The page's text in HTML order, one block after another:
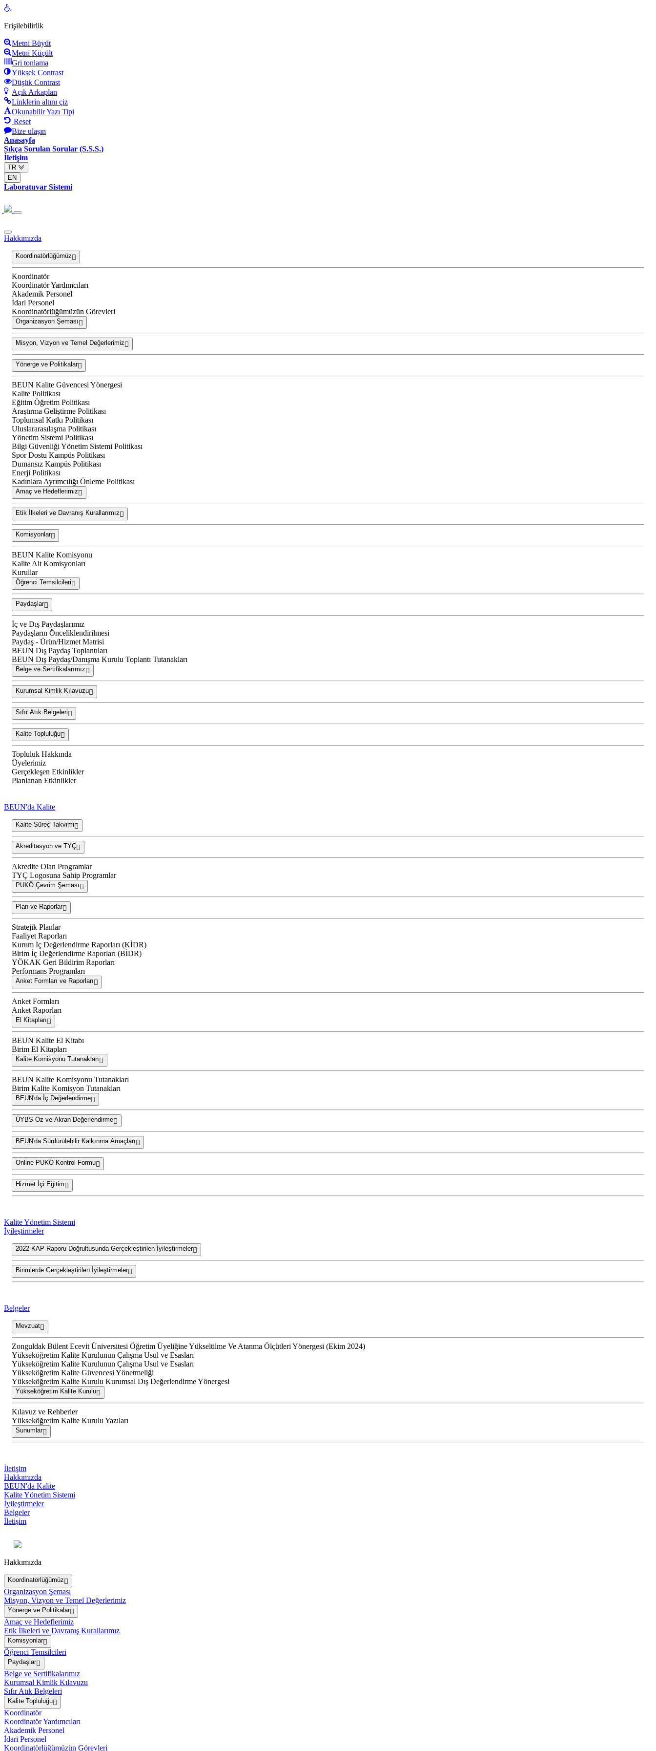
Open
Erişilebilirlik
Metni Büyüt
Metni Küçült
Gri tonlama
Yüksek Contrast
Düşük Contrast
Açık Arkaplan
Linklerin altını çiz
Okunabilir Yazı Tipi
Reset
Bize ulaşın
Anasayfa
Sıkça Sorulan Sorular (S.S.S.)
İletişim
TR
EN
Laboratuvar Sistemi
Hakkımızda
Koordinatörlüğümüz
Koordinatör
Koordinatör Yardımcıları
Akademik Personel
İdari Personel
Koordinatörlüğümüzün Görevleri
Organizasyon Şeması
Misyon, Vizyon ve Temel Değerlerimiz
Yönerge ve Politikalar
BEUN Kalite Güvencesi Yönergesi
Kalite Politikası
Eğitim Öğretim Politikası
Araştırma Geliştirme Politikası
Toplumsal Katkı Politikası
Uluslararasılaşma Politikası
Yönetim Sistemi Politikası
Bilgi Güvenliği Yönetim Sistemi Politikası
Spor Dostu Kampüs Politikası
Dumansız Kampüs Politikası
Enerji Politikası
Kadınlara Ayrımcılığı Önleme Politikası
Amaç ve Hedeflerimiz
Etik İlkeleri ve Davranış Kurallarımız
Komisyonlar
BEUN Kalite Komisyonu
Kalite Alt Komisyonları
Kurullar
Öğrenci Temsilcileri
Paydaşlar
İç ve Dış Paydaşlarımız
Paydaşların Önceliklendirilmesi
Paydaş - Ürün/Hizmet Matrisi
BEUN Dış Paydaş Toplantıları
BEUN Dış Paydaş/Danışma Kurulu Toplantı Tutanakları
Belge ve Sertifikalarımız
Kurumsal Kimlik Kılavuzu
Sıfır Atık Belgeleri
Kalite Topluluğu
Topluluk Hakkında
Üyelerimiz
Gerçekleşen Etkinlikler
Planlanan Etkinlikler
BEUN'da Kalite
Kalite Süreç Takvimi
Akreditasyon ve TYÇ
Akredite Olan Programlar
TYÇ Logosuna Sahip Programlar
PUKÖ Çevrim Şeması
Plan ve Raporlar
Stratejik Planlar
Faaliyet Raporları
Kurum İç Değerlendirme Raporları (KİDR)
Birim İç Değerlendirme Raporları (BİDR)
YÖKAK Geri Bildirim Raporları
Performans Programları
Anket Formları ve Raporları
Anket Formları
Anket Raporları
El Kitapları
BEUN Kalite El Kitabı
Birim El Kitapları
Kalite Komisyonu Tutanakları
BEUN Kalite Komisyonu Tutanakları
Birim Kalite Komisyon Tutanakları
BEUN'da İç Değerlendirme
ÜYBS Öz ve Akran Değerlendirme
BEUN'da Sürdürülebilir Kalkınma Amaçları
Online PUKÖ Kontrol Formu
Hizmet İçi Eğitim
Kalite Yönetim Sistemi
İyileştirmeler
2022 KAP Raporu Doğrultusunda Gerçekleştirilen İyileştirmeler
Birimlerde Gerçekleştirilen İyileştirmeler
Belgeler
Mevzuat
Zonguldak Bülent Ecevit Üniversitesi Öğretim Üyeliğine Yükseltilme Ve Atanma Ölçütleri Yönergesi (Ekim 2024)
Yükseköğretim Kalite Kurulunun Çalışma Usul ve Esasları
Yükseköğretim Kalite Kurulunun Çalışma Usul ve Esasları
Yükseköğretim Kalite Güvencesi Yönetmeliği
Yükseköğretim Kalite Kurulu Kurumsal Dış Değerlendirme Yönergesi
Yükseköğretim Kalite Kurulu
Kılavuz ve Rehberler
Yükseköğretim Kalite Kurulu Yazıları
Sunumlar
İletişim
Hakkımızda
BEUN'da Kalite
Kalite Yönetim Sistemi
İyileştirmeler
Belgeler
İletişim
Hakkımızda
Koordinatörlüğümüz
Organizasyon Şeması
Misyon, Vizyon ve Temel Değerlerimiz
Yönerge ve Politikalar
Amaç ve Hedeflerimiz
Etik İlkeleri ve Davranış Kurallarımız
Komisyonlar
Öğrenci Temsilcileri
Paydaşlar
Belge ve Sertifikalarımız
Kurumsal Kimlik Kılavuzu
Sıfır Atık Belgeleri
Kalite Topluluğu
Koordinatör
Koordinatör Yardımcıları
Akademik Personel
İdari Personel
Koordinatörlüğümüzün Görevleri